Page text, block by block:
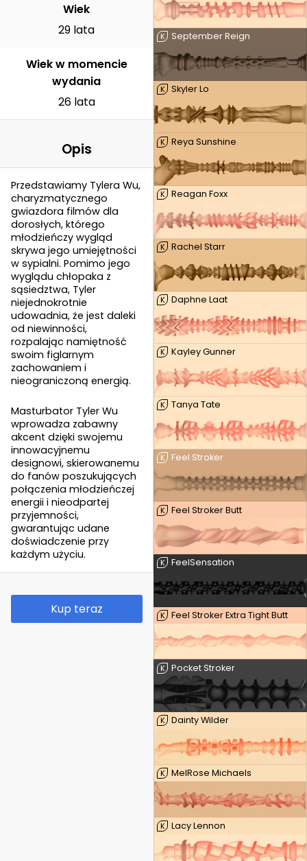
K September Reign
K Skyler Lo
K Reya Sunshine
K Reagan Foxx
K Rachel Starr
K Daphne Laat
K Kayley Gunner
K Tanya Tate
K Feel Stroker
K Feel Stroker Butt
K FeelSensation
K Feel Stroker Extra Tight Butt
K Pocket Stroker
K Dainty Wilder
K MelRose Michaels
K Lacy Lennon
Wiek
29 lata
Wiek w momencie
wydania
26 lata
Opis
Przedstawiamy Tylera Wu,
charyzmatycznego
gwiazdora filmów dla
dorosłych, którego
młodzieńczy wygląd
skrywa jego umiejętności
w sypialni. Pomimo jego
wyglądu chłopaka z
sąsiedztwa, Tyler
niejednokrotnie
udowadnia, że jest daleki
od niewinności,
rozpalając namiętność
swoim figlarnym
zachowaniem i
nieograniczoną energią.
Masturbator Tyler Wu
wprowadza zabawny
akcent dzięki swojemu
innowacyjnemu
designowi, skierowanemu
do fanów poszukujących
połączenia młodzieńczej
energii i nieodpartej
przyjemności,
gwarantując udane
doświadczenie przy
każdym użyciu.
Kup teraz